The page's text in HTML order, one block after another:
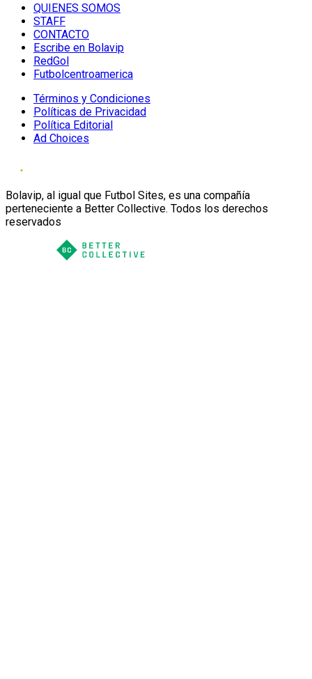
QUIENES SOMOS
STAFF
CONTACTO
Escribe en Bolavip
RedGol
Futbolcentroamerica
Términos y Condiciones
Políticas de Privacidad
Política Editorial
Ad Choices
Bolavip, al igual que Futbol Sites, es una compañía
perteneciente a Better Collective. Todos los derechos
reservados